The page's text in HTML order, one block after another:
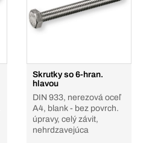
Skrutky so 6-hran.
hlavou
DIN 933, nerezová oceľ
A4, blank - bez povrch.
úpravy, celý závit,
nehrdzavejúca